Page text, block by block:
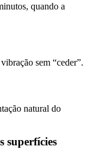
quando a
sem “ceder”.
natural do
superfícies